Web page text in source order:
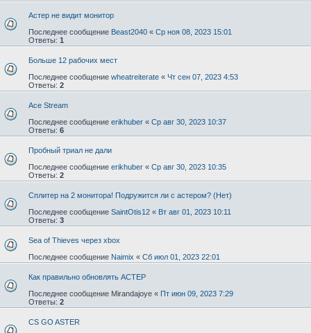
Астер не видит монитор
Последнее сообщение Beast2040 « Ср ноя 08, 2023 15:01
Ответы: 1
Больше 12 рабочих мест
Последнее сообщение wheatreiterate « Чт сен 07, 2023 4:53
Ответы: 2
Ace Stream
Последнее сообщение erikhuber « Ср авг 30, 2023 10:37
Ответы: 6
Пробный триал не дали
Последнее сообщение erikhuber « Ср авг 30, 2023 10:35
Ответы: 2
Сплитер на 2 монитора! Подружится ли с астером? (Нет)
Последнее сообщение SaintOtis12 « Вт авг 01, 2023 10:11
Ответы: 3
Sea of Thieves через xbox
Последнее сообщение Naimix « Сб июл 01, 2023 22:01
Как правильно обновлять АСТЕР
Последнее сообщение Mirandajoye « Пт июн 09, 2023 7:29
Ответы: 2
CS GO ASTER